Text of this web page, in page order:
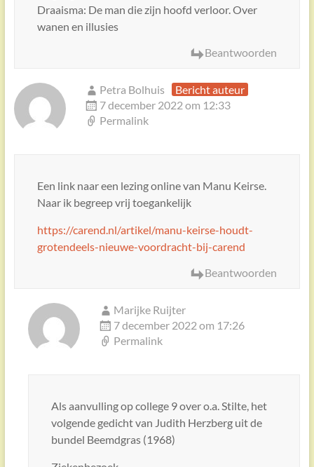
Draaisma: De man die zijn hoofd verloor. Over
wanen en illusies
Beantwoorden
Petra Bolhuis
Bericht auteur
7 december 2022 om 12:33
Permalink
Een link naar een lezing online van Manu Keirse.
Naar ik begreep vrij toegankelijk
https://carend.nl/artikel/manu-keirse-houdt-
grotendeels-nieuwe-voordracht-bij-carend
Beantwoorden
Marijke Ruijter
7 december 2022 om 17:26
Permalink
Als aanvulling op college 9 over o.a. Stilte, het
volgende gedicht van Judith Herzberg uit de
bundel Beemdgras (1968)